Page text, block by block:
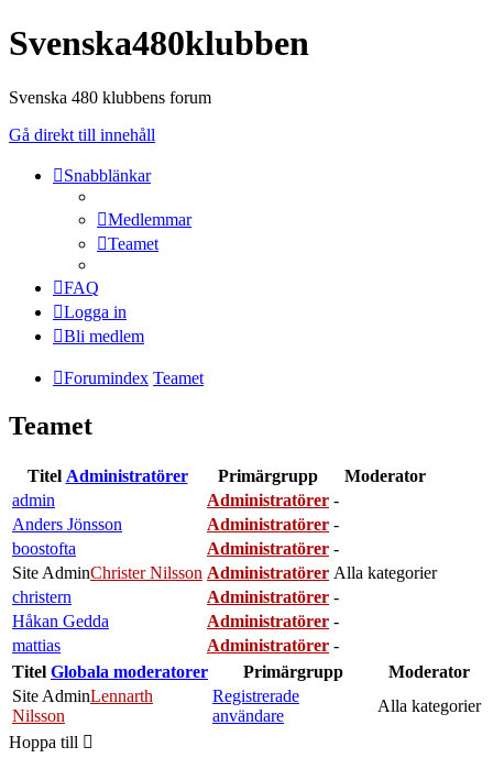
Svenska480klubben
Svenska 480 klubbens forum
Gå direkt till innehåll
Snabblänkar
Medlemmar
Teamet
FAQ
Logga in
Bli medlem
Forumindex Teamet
Teamet
Titel Administratörer Primärgrupp
Moderator
admin
Administratörer -
Anders Jönsson
Administratörer -
boostofta
Administratörer -
Site AdminChrister Nilsson Administratörer Alla kategorier
christern
Administratörer -
Håkan Gedda
Administratörer -
mattias
Administratörer -
Titel Globala moderatorer Primärgrupp
Moderator
Site AdminLennarth
Nilsson
Registrerade
användare
Alla kategorier
Hoppa till